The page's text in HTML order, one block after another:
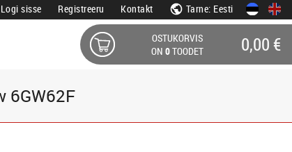
Logi sisse Registreeru Kontakt Tarne: Eesti
OSTUKORVIS
ON 0TOODET 0,00 €
6GW62F